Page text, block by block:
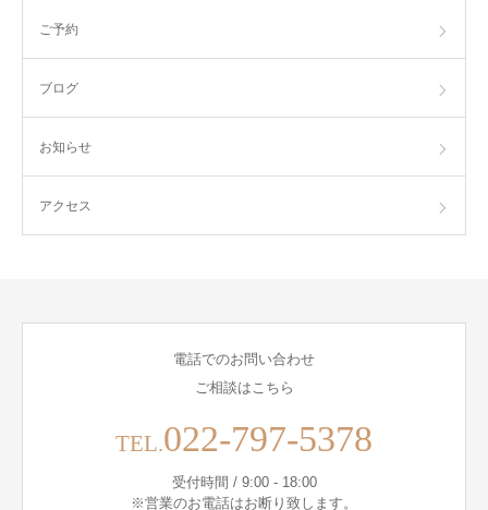
ご予約
ブログ
お知らせ
アクセス
電話でのお問い合わせ
ご相談はこちら
TEL.022-797-5378
受付時間 / 9:00 - 18:00
※営業のお電話はお断り致します。